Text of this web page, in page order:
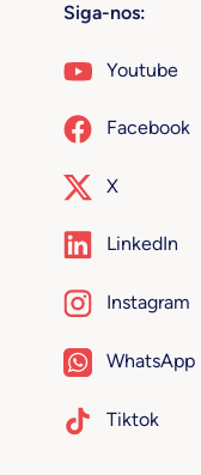
Siga-nos:
Youtube
Facebook
X
LinkedIn
Instagram
WhatsApp
Tiktok